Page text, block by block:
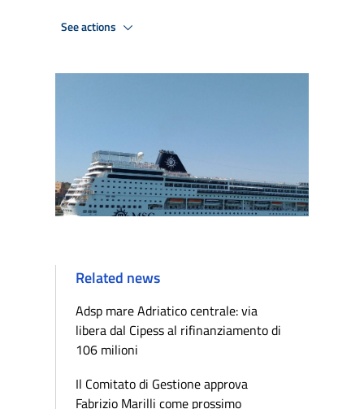
See actions
Related news
Adsp mare Adriatico centrale: via
libera dal Cipess al rifinanziamento di
106 milioni
Il Comitato di Gestione approva
Fabrizio Marilli come prossimo